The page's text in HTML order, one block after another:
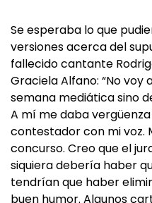
Se esperaba lo que
versiones acerca del
fallecido cantante
Graciela Alfano: “No voy
semana mediática sino
A mí me daba
contestador con mi voz.
concurso. Creo que el
siquiera debería haber
tendrían que haber
buen humor. Algunos